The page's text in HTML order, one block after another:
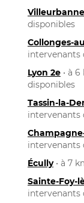
Villeurbanne
disponibles
Collonges-
intervenants
Lyon 2e • à
disponibles
Tassin-la-
intervenants
intervenants
Écully• à 7
Sainte-Foy-
intervenants